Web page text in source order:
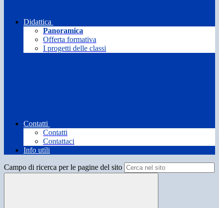
Didattica
Panoramica
Offerta formativa
I progetti delle classi
Contatti
Contatti
Contattaci
Info utili
Campo di ricerca per le pagine del sito